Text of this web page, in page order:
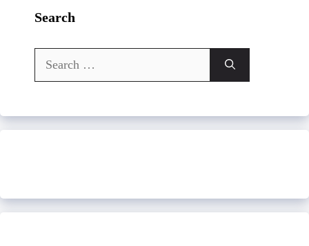
Search
Search
for: